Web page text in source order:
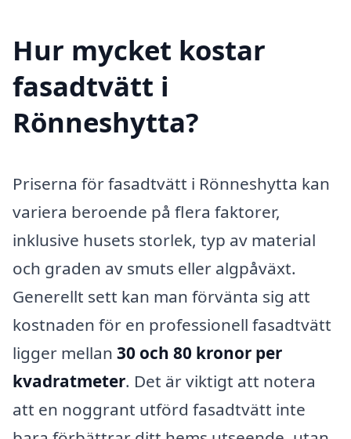
Hur mycket kostar
fasadtvätt i
Rönneshytta?
Priserna för fasadtvätt i Rönneshytta kan
variera beroende på flera faktorer,
inklusive husets storlek, typ av material
och graden av smuts eller algpåväxt.
Generellt sett kan man förvänta sig att
kostnaden för en professionell fasadtvätt
ligger mellan 30 och 80 kronor per
kvadratmeter. Det är viktigt att notera
att en noggrant utförd fasadtvätt inte